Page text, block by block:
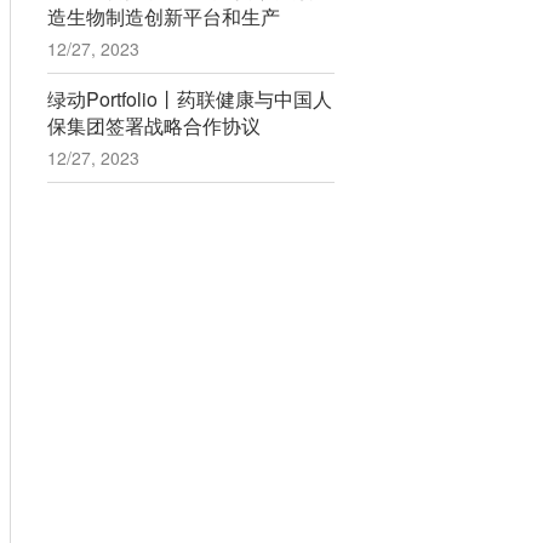
造生物制造创新平台和生产
12/27, 2023
绿动Portfolio丨药联健康与中国人
保集团签署战略合作协议
12/27, 2023